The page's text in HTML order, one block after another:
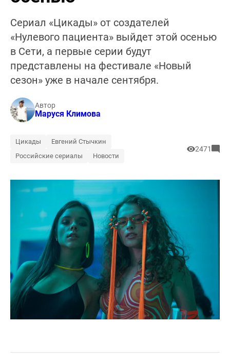
Сериал «Цикады» от создателей
«Нулевого пациента» выйдет этой осенью
в Сети, а первые серии будут
представлены на фестивале «Новый
сезон» уже в начале сентября.
Автор
Маруся Климова
Цикады
Евгений Стычкин
Российские сериалы
Новости
2471